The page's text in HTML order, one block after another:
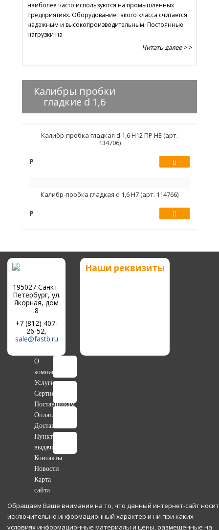
наиболее часто используются на промышленных
предприятиях. Оборудование такого класса считается
надежным и высокопроизводительным. Постоянные
нагрузки на
Читать далее > >
Калибры пробки
гладкие d 1,6
Калибр-пробка гладкая d 1,6 Н12 ПР НЕ (арт.
134706)
Р
Калибр-пробка гладкая d 1,6 Н7 (арт. 114766)
Р
195027 Санкт-
Петербург, ул.
Якорная, дом
8
+7 (812) 407-
26-52,
sale@fastb.ru
Наши реквизиты
О
компании
Услуги
Сертификаты
Поставщикам
Оплата
Доставка
Пункты
выдачи
Контакты
Новости
Карта
сайта
Обращаем Ваше внимание на то, что данный интернет-сайт носит
исключительно информационный характер и ни при каких
условиях информационные материалы и цены, размещенные на